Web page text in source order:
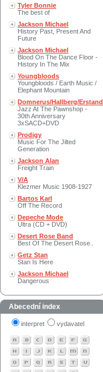
Tyler Bonnie
The best of
Jackson Michael
History Past, Present And
Future
Jackson Michael
Blood On The Dance Floor -
History In The Mix
Youngbloods
Youngbloods / Earth Music /
Elephant Mountain
Domnerus/Hallberg/Erstand
Jazz At The Pawnshop -
30th Anniversary
3xSACD+DVD
Prodigy
Music For The Jilted
Generation
Jackson Alan
Freight Train
V/A
Klezmer Music 1908-1927
Bartos Karl
Off The Record
Depeche Mode
Ultra (CD + DVD)
Desert Rose Band
Best Of The Desert Rose..
Getz Stan
Stan Is Here
Jackson Michael
Dangerous
Abecední index
interpret vydavatel